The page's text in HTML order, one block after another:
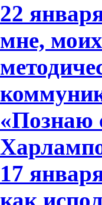
22
мне,
«Познаю
17